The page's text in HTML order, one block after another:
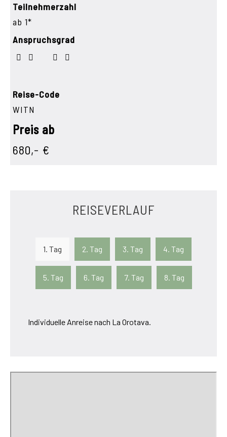
Teilnehmerzahl
ab 1*
Anspruchsgrad
Reise-Code
WITN
Preis ab
680,- €
REISEVERLAUF
1. Tag 2. Tag 3. Tag 4. Tag
5. Tag 6. Tag 7. Tag 8. Tag
Individuelle Anreise nach La Orotava.